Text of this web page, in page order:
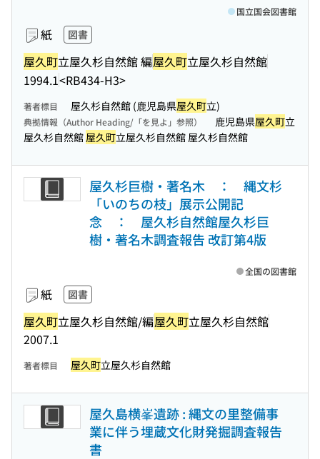
紙 図書
屋久町立屋久杉自然館 編屋久町立屋久杉自然館
1994.1<RB434-H3>
国立国会図書館
著者標目 屋久杉自然館 (鹿児島県屋久町立)
典拠情報（Author Heading/「を見よ」参照） 鹿児島県屋久町立
屋久杉自然館 屋久町立屋久杉自然館 屋久杉自然館
屋久杉巨樹・著名木 ： 縄文杉
「いのちの枝」展示公開記
念 ： 屋久杉自然館屋久杉巨
樹・著名木調査報告 改訂第4版
紙 図書
屋久町立屋久杉自然館/編屋久町立屋久杉自然館
2007.1
全国の図書館
著者標目 屋久町立屋久杉自然館
屋久島横峯遺跡 : 縄文の里整備事
業に伴う埋蔵文化財発掘調査報告
書